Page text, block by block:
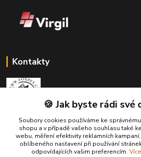
Kontakty
Zákaznická podpora Fox Pet
+420731765216
(Po-Pá, 10-14 hod.)
🍪 Jak byste rádi své
Soubory cookies používáme ke
shopu a v případě vašeho souhlasu také
webu, měření efektivity reklamních
oblíbeného nastavení při používání
odpovídajících vašim preferencím.